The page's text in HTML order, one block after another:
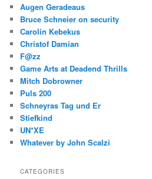
Augen Geradeaus
Bruce Schneier on security
Carolin Kebekus
Christof Damian
F@zz
Game Arts at Deadend Thrills
Mitch Dobrowner
Puls 200
Schneyras Tag und Er
Stiefkind
UN*XE
Whatever by John Scalzi
CATEGORIES